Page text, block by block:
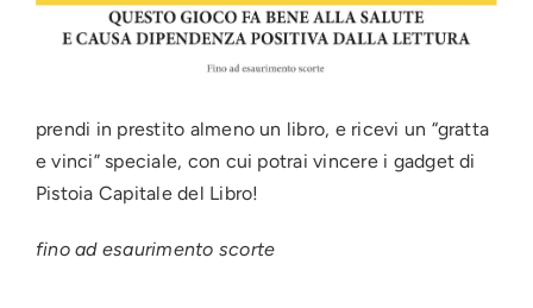
prendi in prestito almeno un libro, e ricevi un “gratta
e vinci” speciale, con cui potrai vincere i gadget di
Pistoia Capitale del Libro!
fino ad esaurimento scorte